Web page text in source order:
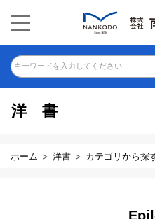
キーワードを入力してください
洋書
ホーム 洋書 カテゴリから探